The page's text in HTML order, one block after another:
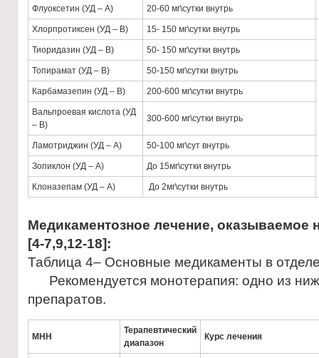
Флуоксетин (УД – А) 20-60 мг\сутки внутрь
Хлорпротиксен (УД – В) 15- 150 мг\сутки внутрь
Тиоридазин (УД – В) 50- 150 мг\сутки внутрь
Топирамат (УД – В) 50-150 мг\сутки внутрь
Карбамазепин (УД – В) 200-600 мг\сутки внутрь
Вальпроевая кислота (УД
– В)
300-600 мг\сутки внутрь
Ламотриджин (УД – А) 50-100 мг\сут внутрь
Зопиклон (УД – А) До 15мг\сутки внутрь
Клоназепам (УД – А) До 2мг\сутки внутрь
Медикаментозное лечение, оказываемое
[4-7,9,12-18]:
Таблица 4– Основные медикаменты в
Рекомендуется монотерапия: одно из
препаратов.
МНН
Терапевтический
диапазон
Курс лечения